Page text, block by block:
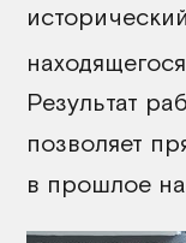
Результат
позволяет
в прошлое